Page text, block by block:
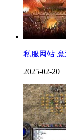
私服网站
2025-02-20